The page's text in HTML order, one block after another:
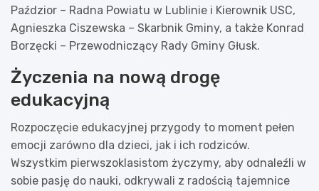
Paździor – Radna Powiatu w Lublinie i Kierownik USC,
Agnieszka Ciszewska – Skarbnik Gminy, a także Konrad
Borzęcki – Przewodniczący Rady Gminy Głusk.
Życzenia na nową drogę
edukacyjną
Rozpoczęcie edukacyjnej przygody to moment pełen
emocji zarówno dla dzieci, jak i ich rodziców.
Wszystkim pierwszoklasistom życzymy, aby odnaleźli w
sobie pasję do nauki, odkrywali z radością tajemnice